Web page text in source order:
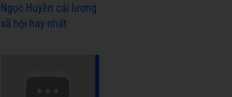
Ngọc Huyền cải lương
xã hội hay nhất